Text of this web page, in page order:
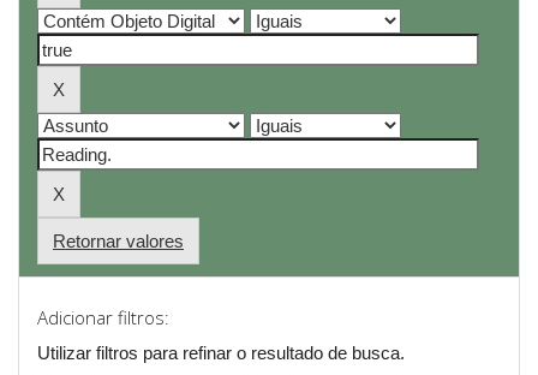
Retornar valores
Adicionar filtros:
Utilizar filtros para refinar o resultado de busca.